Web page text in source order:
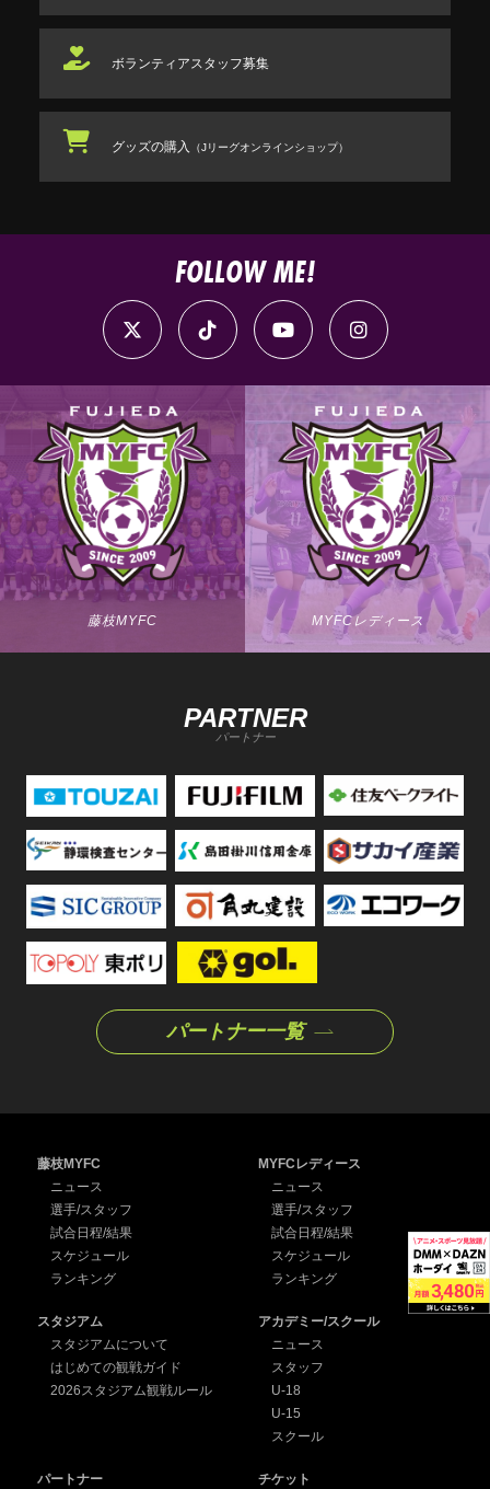
ボランティアスタッフ募集
グッズの購入 （Jリーグオンラインショップ）
FOLLOW ME!
藤枝MYFC MYFCレディース
PARTNER
パートナー
パートナー一覧
藤枝MYFC
ニュース
選手/スタッフ
試合日程/結果
スケジュール
ランキング
MYFCレディース
ニュース
選手/スタッフ
試合日程/結果
スケジュール
ランキング
スタジアム
スタジアムについて
はじめての観戦ガイド
2026スタジアム観戦ルール
アカデミー/スクール
ニュース
スタッフ
U-18
U-15
スクール
パートナー チケット